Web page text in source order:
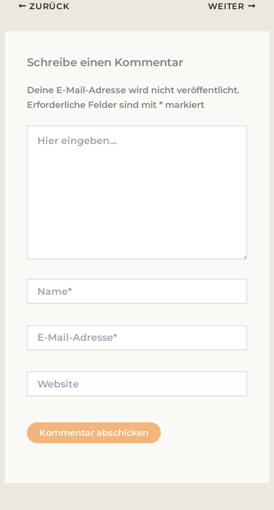
ZURÜCK WEITER
Schreibe einen Kommentar
Deine E-Mail-Adresse wird nicht veröffentlicht.
Erforderliche Felder sind mit* markiert
eingeben…
Mail-